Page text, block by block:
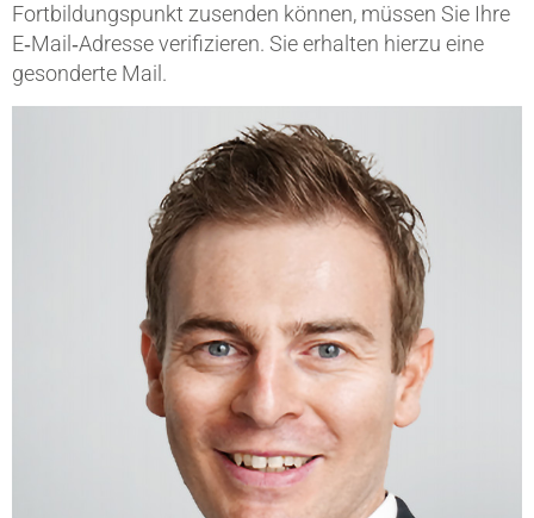
Fortbildungspunkt zusenden können, müssen Sie Ihre
E‑Mail‑Adresse verifizieren. Sie erhalten hierzu eine
gesonderte Mail.